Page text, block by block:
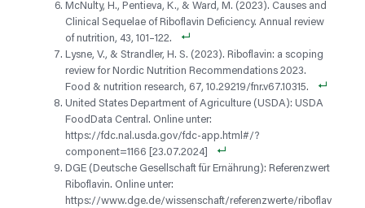
McNulty, H., Pentieva, K., & Ward, M. (2023). Causes and
Clinical Sequelae of Riboflavin Deficiency. Annual review
of nutrition, 43, 101–122.
Lysne, V., & Strandler, H. S. (2023). Riboflavin: a scoping
review for Nordic Nutrition Recommendations 2023.
Food & nutrition research, 67, 10.29219/fnr.v67.10315.
United States Department of Agriculture (USDA): USDA
FoodData Central. Online unter:
https://fdc.nal.usda.gov/fdc-app.html#/?
component=1166 [23.07.2024]
DGE (Deutsche Gesellschaft für Ernährung): Referenzwert
Riboflavin. Online unter:
https://www.dge.de/wissenschaft/referenzwerte/riboflav